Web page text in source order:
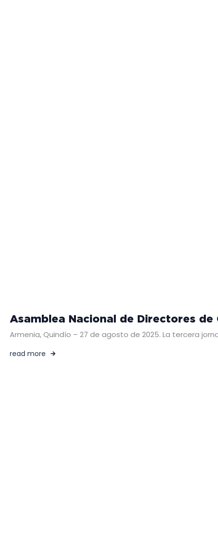
Asamblea Nacional de Directores de
Armenia, Quindío – 27 de agosto de 2025. La tercera
read more